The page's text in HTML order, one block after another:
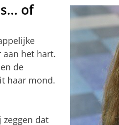
of
aan het hart.
de
haar mond.
zeggen dat